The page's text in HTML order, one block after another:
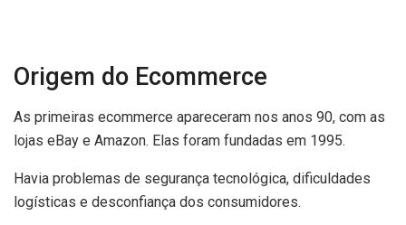
Origem do Ecommerce
As primeiras ecommerce apareceram nos anos 90, com as
lojas eBay e Amazon. Elas foram fundadas em 1995.
Havia problemas de segurança tecnológica, dificuldades
logísticas e desconfiança dos consumidores.